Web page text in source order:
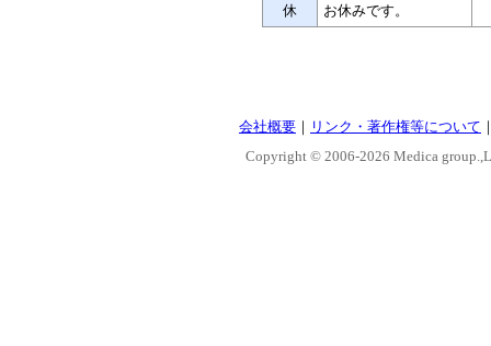
休
お休みです。
会社概要 ｜ リンク・著作権等について
Copyright © 2006-2026 Medica